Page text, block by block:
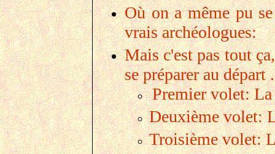
Où on a même pu
vrais archéologues:
Mais c'est pas tout
se préparer au départ
Premier volet:
Deuxième volet:
Troisième volet: